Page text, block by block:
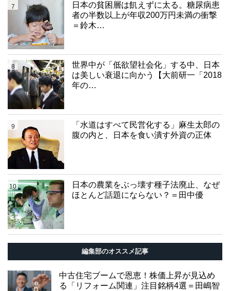
7
日本の貧困層は飢えずに太る。糖尿病患
者の半数以上が年収200万円未満の衝撃
＝鈴木…
8
世界中が「低欲望社会化」する中、日本
は美しい衰退に向かう【大前研一「2018
年の…
9
「水道はすべて民営化する」麻生太郎の
腹の内と、日本を食い潰す外資の正体
10
日本の農業をぶっ壊す種子法廃止、なぜ
ほとんど話題にならない？＝田中優
編集部のオススメ記事
中古住宅ブームで恩恵！株価上昇が見込め
る「リフォーム関連」注目銘柄4選＝田嶋智